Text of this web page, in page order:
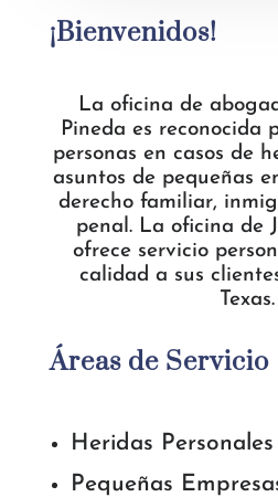
¡Bienvenidos!
La oficina de
Pineda es reconocida
personas en casos de
asuntos de pequeñas
derecho familiar,
penal. La oficina de
ofrece servicio
calidad a sus
Texas.
Áreas de Servicio
Heridas Personales
Pequeñas